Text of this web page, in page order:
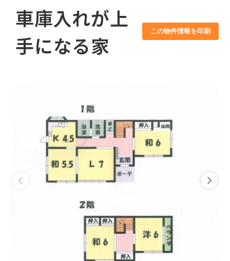
車庫入れが上
手になる家
この物件情報を印刷